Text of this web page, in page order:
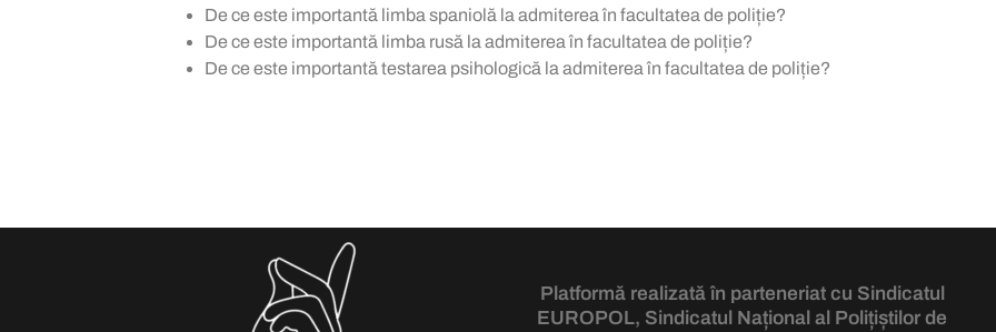
De ce este importantă limba spaniolă la admiterea în facultatea de poliție?
De ce este importantă limba rusă la admiterea în facultatea de poliție?
De ce este importantă testarea psihologică la admiterea în facultatea de poliție?
Platformă realizată în parteneriat cu Sindicatul
EUROPOL, Sindicatul Național al Polițiștilor de